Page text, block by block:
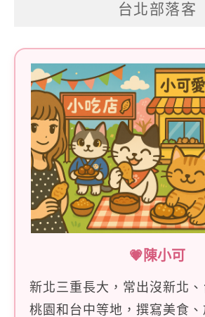
台北部落客
💗陳小可
新北三重長大，常出沒新北、
桃園和台中等地，撰寫美食